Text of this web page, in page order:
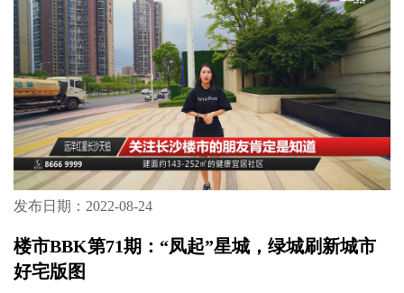
发布日期：2022-08-24
楼市BBK第71期：“凤起”星城，绿城刷新城市
好宅版图